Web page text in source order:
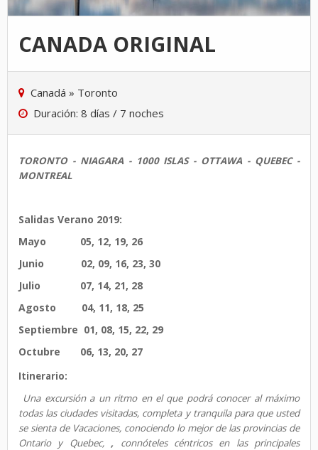
CANADA ORIGINAL
Canadá » Toronto
Duración: 8 días / 7 noches
TORONTO - NIAGARA - 1000 ISLAS - OTTAWA - QUEBEC -
MONTREAL
Salidas Verano 2019:
Mayo 05, 12, 19, 26
Junio 02, 09, 16, 23, 30
Julio 07, 14, 21, 28
Agosto 04, 11, 18, 25
Septiembre 01, 08, 15, 22, 29
Octubre 06, 13, 20, 27
Itinerario:
Una excursión a un ritmo en el que podrá conocer al máximo
todas las ciudades visitadas, completa y tranquila para que usted
se sienta de Vacaciones, conociendo lo mejor de las provincias de
Ontario y Quebec,, connóteles céntricos en las principales